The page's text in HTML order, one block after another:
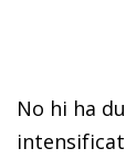
No hi ha